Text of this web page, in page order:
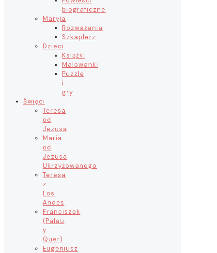
biograficzne
Maryja
Rozważania
Szkaplerz
Dzieci
Książki
Malowanki
Puzzle
i
gry
Święci
Teresa
od
Jezusa
Maria
od
Jezusa
Ukrzyżowanego
Teresa
z
Los
Andes
Franciszek
(Palau
y
Quer)
Eugeniusz